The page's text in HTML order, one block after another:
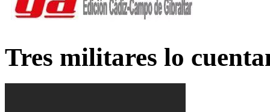
Tres militares lo